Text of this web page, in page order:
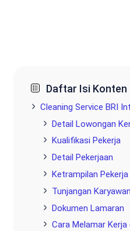
Daftar Isi Konten
Cleaning Service BRI
Detail Lowongan
Kualifikasi Pekerja
Detail Pekerjaan
Ketrampilan Pekerja
Tunjangan Karyawan
Dokumen Lamaran
Cara Melamar Kerja